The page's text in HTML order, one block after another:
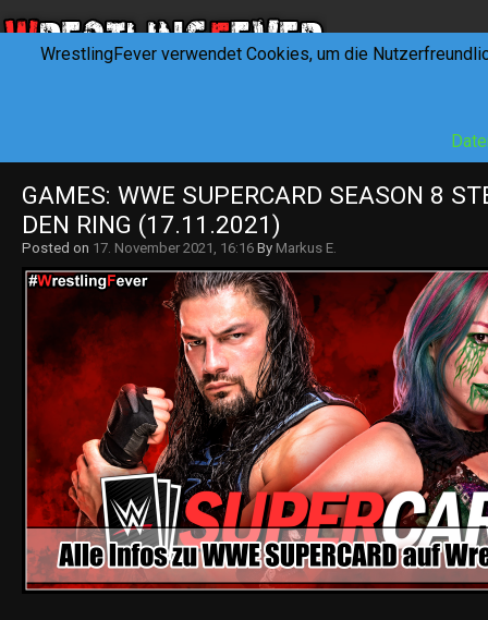
GAMES: WWE SUPERCARD SEASON 8
DEN RING (17.11.2021)
Posted on 17. November 2021, 16:16 By Markus E.
WrestlingFever verwendet Cookies, um die